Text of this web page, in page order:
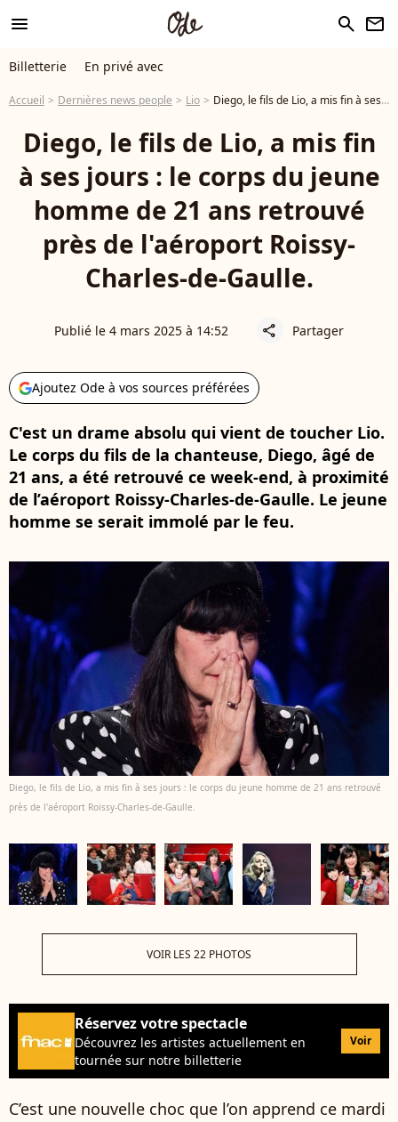
menu search newsletter
Billetterie En privé avec
Accueil Dernières news people Lio Diego, le fils de Lio, a mis fin à ses jours : le corps du jeune homme de 21 ans retrouvé près de l'aéroport Roissy-Charles-de-Gaulle.
Diego, le fils de Lio, a mis fin
à ses jours : le corps du jeune
homme de 21 ans retrouvé
près de l'aéroport Roissy-
Charles-de-Gaulle.
Publié le 4 mars 2025 à 14:52 share Partager
Ajoutez Ode à vos sources préférées
C'est un drame absolu qui vient de toucher Lio.
Le corps du fils de la chanteuse, Diego, âgé de
21 ans, a été retrouvé ce week-end, à proximité
de l’aéroport Roissy-Charles-de-Gaulle. Le jeune
homme se serait immolé par le feu.
Diego, le fils de Lio, a mis fin à ses jours : le corps du jeune homme de 21 ans retrouvé
près de l'aéroport Roissy-Charles-de-Gaulle.
VOIR LES 22 PHOTOS
Réservez votre spectacle
Découvrez les artistes actuellement en
tournée sur notre billetterie
Voir
C’est une nouvelle choc que l’on apprend ce mardi